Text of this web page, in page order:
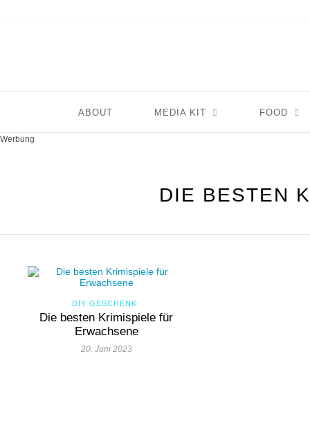
ABOUT MEDIA KIT FOOD
Werbung
DIE BESTEN
DIY GESCHENK
Die besten Krimispiele für
Erwachsene
20. Juni 2023